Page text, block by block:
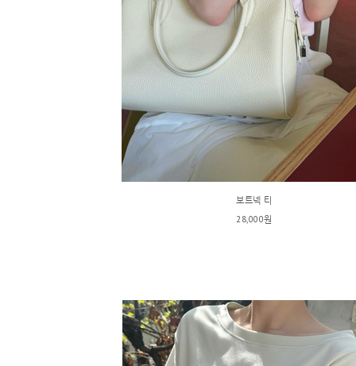
보트넥 티
28,000원